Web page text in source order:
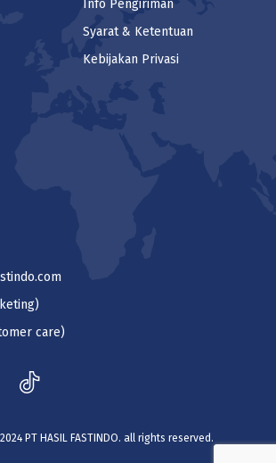
Info Pengiriman
Syarat & Ketentuan
Kebijakan Privasi
care)
PT HASIL FASTINDO. all rights reserved.